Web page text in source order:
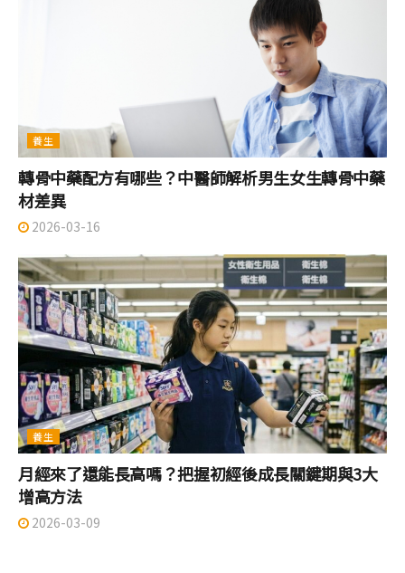
養生
轉骨中藥配方有哪些？中醫師解析男生女生轉骨中藥
材差異
2026-03-16
養生
月經來了還能長高嗎？把握初經後成長關鍵期與3大
增高方法
2026-03-09